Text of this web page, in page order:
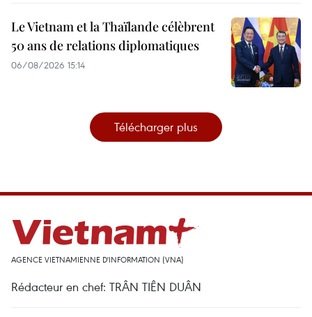
Le Vietnam et la Thaïlande célèbrent
50 ans de relations diplomatiques
06/08/2026 15:14
Télécharger plus
AGENCE VIETNAMIENNE D'INFORMATION (VNA)
Rédacteur en chef: TRÂN TIÊN DUÂN